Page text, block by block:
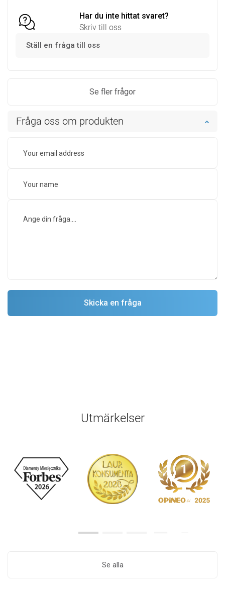
Har du inte hittat svaret?
Skriv till oss
Ställ en fråga till oss
Se fler frågor
Fråga oss om produkten
Utmärkelser
Se alla